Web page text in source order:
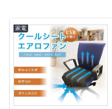
家電